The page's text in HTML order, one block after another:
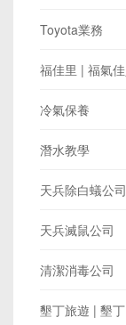
Toyota業務
福佳里 | 福氣
冷氣保養
潛水教學
天兵除白蟻公司
天兵滅鼠公司
清潔消毒公司
墾丁旅遊 | 墾